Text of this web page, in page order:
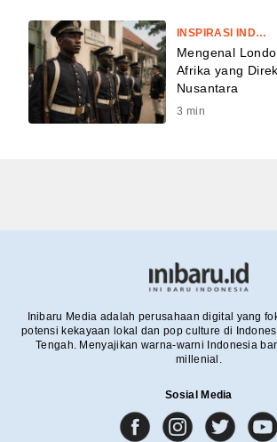
INSPIRASI INDONESIA
Mengenal
Afrika yang
Nusantara
3 min
Inibaru Media adalah perusahaan digital yang
potensi kekayaan lokal dan pop culture di
Tengah. Menyajikan warna-warni Indonesia
millenial.
Sosial Media